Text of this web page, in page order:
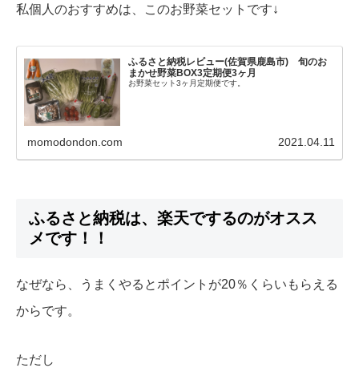
私個人のおすすめは、このお野菜セットです↓
ふるさと納税レビュー(佐賀県鹿島市) 旬のお
まかせ野菜BOX3定期便3ヶ月
お野菜セット3ヶ月定期便です。
momodondon.com 2021.04.11
ふるさと納税は、楽天でするのがオスス
メです！！
なぜなら、うまくやるとポイントが20％くらいもらえる
からです。
ただし